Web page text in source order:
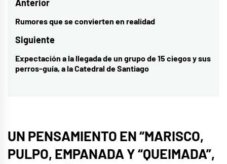
Navegación
de
entradas
Anterior
Entrada
anterior:
Rumores que se convierten en realidad
Siguiente
Entrada
siguiente:
Expectación a la llegada de un grupo de 15 ciegos y sus
perros-guía, a la Catedral de Santiago
UN PENSAMIENTO EN “MARISCO,
PULPO, EMPANADA Y “QUEIMADA”,